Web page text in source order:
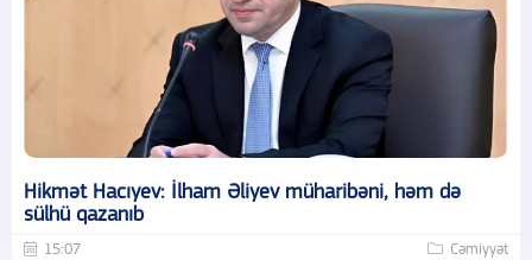
Hikmət Hacıyev: İlham Əliyev müharibəni, həm də
sülhü qazanıb
15:07 Cəmiyyət